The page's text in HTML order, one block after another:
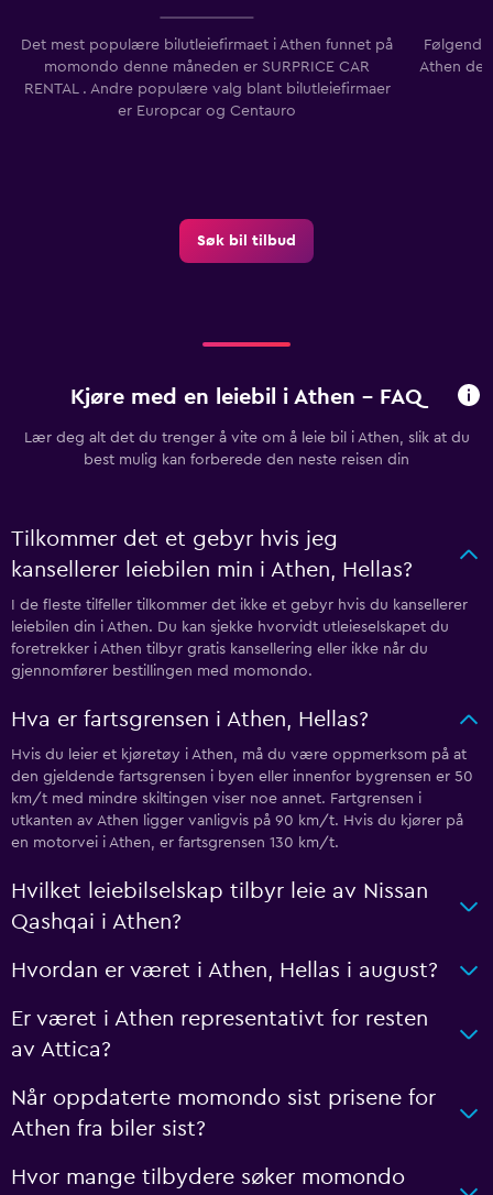
Det mest populære bilutleiefirmaet i Athen funnet på
momondo denne måneden er SURPRICE CAR
RENTAL . Andre populære valg blant bilutleiefirmaer
er Europcar og Centauro
Athen de
Søk bil tilbud
Kjøre med en leiebil i Athen - FAQ
Lær deg alt det du trenger å vite om å leie bil i Athen, slik at du
best mulig kan forberede den neste reisen din
Tilkommer det et gebyr hvis jeg
kansellerer leiebilen min i Athen, Hellas?
I de fleste tilfeller tilkommer det ikke et gebyr hvis du kansellerer
leiebilen din i Athen. Du kan sjekke hvorvidt utleieselskapet du
foretrekker i Athen tilbyr gratis kansellering eller ikke når du
gjennomfører bestillingen med momondo.
Hva er fartsgrensen i Athen, Hellas?
Hvis du leier et kjøretøy i Athen, må du være oppmerksom på at
den gjeldende fartsgrensen i byen eller innenfor bygrensen er 50
km/t med mindre skiltingen viser noe annet. Fartgrensen i
utkanten av Athen ligger vanligvis på 90 km/t. Hvis du kjører på
en motorvei i Athen, er fartsgrensen 130 km/t.
Hvilket leiebilselskap tilbyr leie av Nissan
Qashqai i Athen?
Hvordan er været i Athen, Hellas i august?
Er været i Athen representativt for resten
av Attica?
Når oppdaterte momondo sist prisene for
Athen fra biler sist?
Hvor mange tilbydere søker momondo